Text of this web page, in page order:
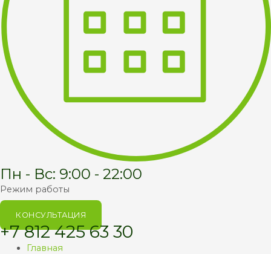
Пн - Вс: 9:00 - 22:00
Режим работы
КОНСУЛЬТАЦИЯ
+7 812 425 63 30
Главная